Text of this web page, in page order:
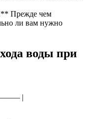
Прежде чем
ли вам нужно
воды при
|